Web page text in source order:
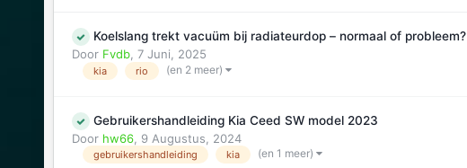
Koelslang trekt vacuüm bij radiateurdop – normaal of probleem?
Door Fvdb, 7 Juni, 2025
kia rio (en 2 meer)
Gebruikershandleiding Kia Ceed SW model 2023
Door hw66, 9 Augustus, 2024
gebruikershandleiding kia (en 1 meer)